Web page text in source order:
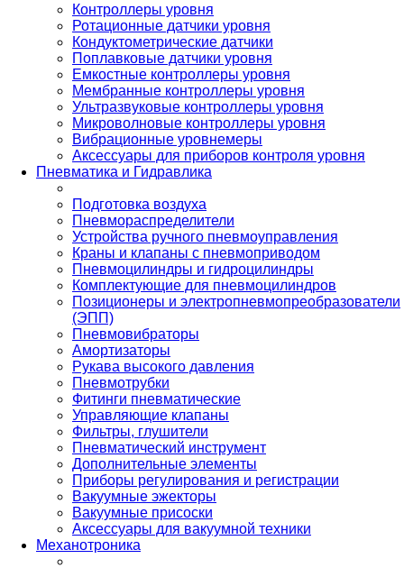
Контроллеры уровня
Ротационные датчики уровня
Кондуктометрические датчики
Поплавковые датчики уровня
Емкостные контроллеры уровня
Мембранные контроллеры уровня
Ультразвуковые контроллеры уровня
Микроволновые контроллеры уровня
Вибрационные уровнемеры
Аксессуары для приборов контроля уровня
Пневматика и Гидравлика
Подготовка воздуха
Пневмораспределители
Устройства ручного пневмоуправления
Краны и клапаны с пневмоприводом
Пневмоцилиндры и гидроцилиндры
Комплектующие для пневмоцилиндров
Позиционеры и электропневмопреобразователи
(ЭПП)
Пневмовибраторы
Амортизаторы
Рукава высокого давления
Пневмотрубки
Фитинги пневматические
Управляющие клапаны
Фильтры, глушители
Пневматический инструмент
Дополнительные элементы
Приборы регулирования и регистрации
Вакуумные эжекторы
Вакуумные присоски
Аксессуары для вакуумной техники
Механотроника